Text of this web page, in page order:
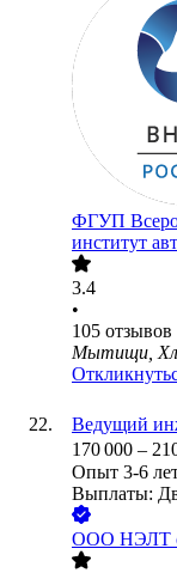
ФГУП
институт
3.4
•
105 отзывов
Мытищи,
Ведущий
170 000 –
Опыт 3-6
Выплаты:
ООО НЭЛТ